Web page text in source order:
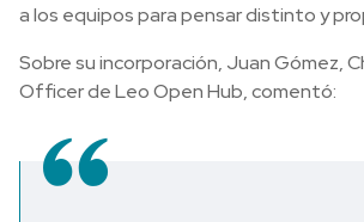
a los equipos para pensar distinto y
Sobre su incorporación, Juan Gómez,
Officer de Leo Open Hub, comentó: